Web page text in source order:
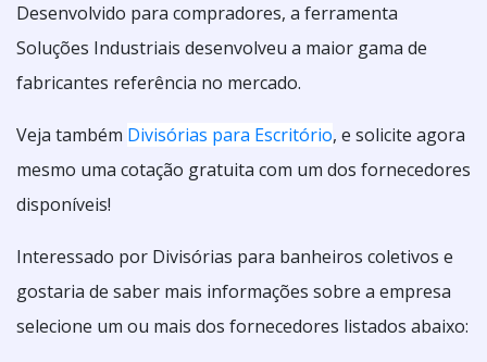
Desenvolvido para compradores, a ferramenta
Soluções Industriais desenvolveu a maior gama de
fabricantes referência no mercado.
Veja também Divisórias para Escritório, e solicite agora
mesmo uma cotação gratuita com um dos fornecedores
disponíveis!
Interessado por Divisórias para banheiros coletivos e
gostaria de saber mais informações sobre a empresa
selecione um ou mais dos fornecedores listados abaixo: